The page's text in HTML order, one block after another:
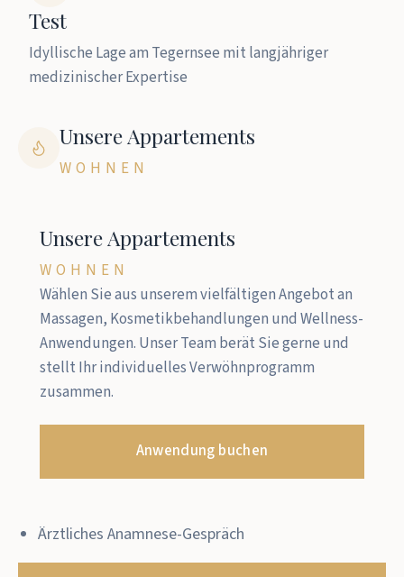
Test
Idyllische Lage am Tegernsee mit langjähriger
medizinischer Expertise
Unsere Appartements
WOHNEN
Unsere Appartements
WOHNEN
Wählen Sie aus unserem vielfältigen Angebot an
Massagen, Kosmetikbehandlungen und Wellness-
Anwendungen. Unser Team berät Sie gerne und
stellt Ihr individuelles Verwöhnprogramm
zusammen.
Anwendung buchen
Ärztliches Anamnese-Gespräch